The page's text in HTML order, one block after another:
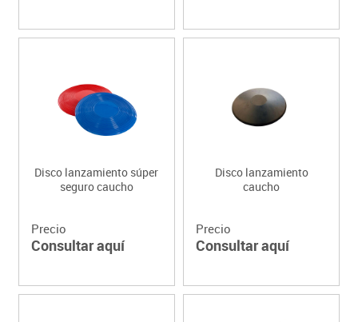
Disco lanzamiento súper
seguro caucho
Precio
Consultar aquí
Disco lanzamiento
caucho
Precio
Consultar aquí